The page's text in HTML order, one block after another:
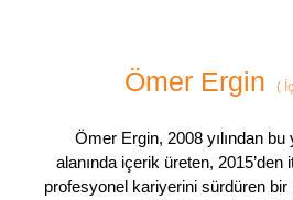
Ömer Ergin (
Ömer Ergin, 2008 yılından
alanında içerik üreten, 2015’den
profesyonel kariyerini sürdüren